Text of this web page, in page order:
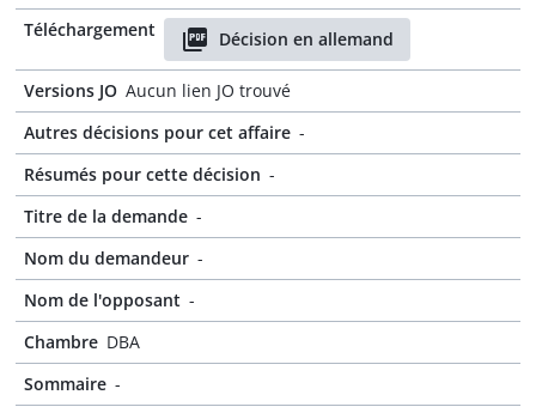
Téléchargement
Décision en allemand
Versions JO Aucun lien JO trouvé
Autres décisions pour cet affaire -
Résumés pour cette décision -
Titre de la demande -
Nom du demandeur -
Nom de l'opposant -
Chambre DBA
Sommaire -